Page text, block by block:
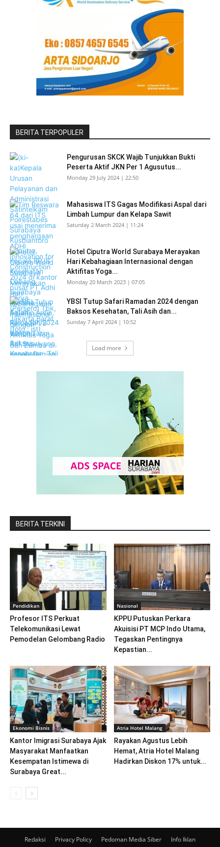
BERITA TERPOPULER
Pengurusan SKCK Wajib Tunjukkan Bukti
Peserta Aktif JKN Per 1 Agusutus...
Monday 29 July 2024 | 22:50
Mahasiswa ITS Gagas Modifikasi Aspal dari
Limbah Lumpur dan Kelapa Sawit
Saturday 2 March 2024 | 11:24
Hotel Ciputra World Surabaya Merayakan
Hari Kebahagiaan Internasional dengan
Aktifitas Yoga...
Monday 20 March 2023 | 07:05
YBSI Tutup Safari Ramadan 2024 dengan
Baksos Kesehatan, Tali Asih dan...
Sunday 7 April 2024 | 10:52
Load more
BERITA TERKINI
Pendidikan
Profesor ITS Perkuat
Telekomunikasi Lewat
Pemodelan Gelombang Radio
Nasional
KPPU Putuskan Perkara
Akuisisi PT MCP Indo Utama,
Tegaskan Pentingnya
Kepastian...
Ekonomi Bisnis
Kantor Imigrasi Surabaya Ajak
Masyarakat Manfaatkan
Kesempatan Istimewa di
Surabaya Great...
Atria Hotel Malang
Rayakan Agustus Lebih
Hemat, Atria Hotel Malang
Hadirkan Diskon 17% untuk...
Redaksi Privacy Policy Pedoman Media Siber Info Iklan